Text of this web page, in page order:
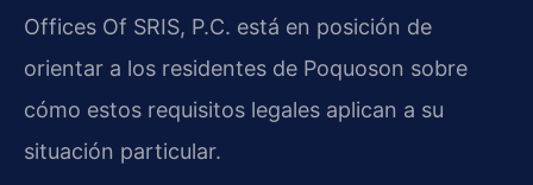
Offices Of SRIS, P.C. está en posición de
orientar a los residentes de Poquoson sobre
cómo estos requisitos legales aplican a su
situación particular.